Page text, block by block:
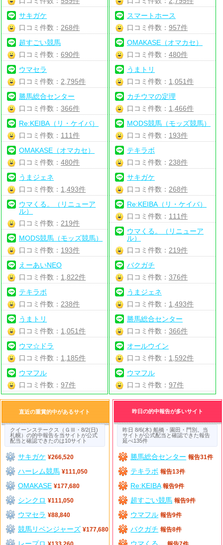
サキガケ
口コミ件数： 268件
超すごい競馬
口コミ件数：690件
ウマセラ
口コミ件数： 2,795件
勝馬総合センター
口コミ件数：366件
Re:KEIBA（リ・ケイバ）
口コミ件数： 111件
OMAKASE（オマカセ）
口コミ件数：480件
うまジェネ
口コミ件数： 1,493件
ウマくる。（リニューア
ル）
口コミ件数： 219件
MODS競馬（モッズ競馬）
口コミ件数： 193件
えーあいNEO
口コミ件数： 1,822件
テキラボ
口コミ件数： 238件
うまトリ
口コミ件数： 1,051件
ウマ☆ドラ
口コミ件数： 1,185件
ウマフル
口コミ件数：97件
スマートホース
口コミ件数： 957件
OMAKASE（オマカセ）
口コミ件数： 480件
うまトリ
口コミ件数： 1,051件
カチウマの定理
口コミ件数： 1,466件
MODS競馬（モッズ競馬）
口コミ件数： 193件
テキラボ
口コミ件数： 238件
サキガケ
口コミ件数： 268件
Re:KEIBA（リ・ケイバ）
口コミ件数： 111件
ウマくる。（リニューア
ル）
口コミ件数： 219件
バクガチ
口コミ件数： 376件
うまジェネ
口コミ件数： 1,493件
勝馬総合センター
口コミ件数： 366件
オールウイン
口コミ件数： 1,592件
ウマフル
口コミ件数： 97件
直近の重賞的中があるサイト
クイーンステークス（ＧⅢ・8/2(日)
札幌）の的中報告を当サイトが公式
配当と確認できたのは10サイト
サキガケ ¥266,520
ハーレム競馬 ¥111,050
OMAKASE ¥177,680
シンクロ ¥111,050
ウマセラ ¥88,840
競馬リベンジャーズ ¥177,680
昨日の的中報告が多いサイト
昨日 8/6(木) 船橋・園田・門別。当
サイトが公式配当と確認できた報告
延べ135件
勝馬総合センター 報告31件
テキラボ 報告13件
Re:KEIBA 報告9件
超すごい競馬 報告9件
ウマフル 報告9件
バクガチ 報告8件